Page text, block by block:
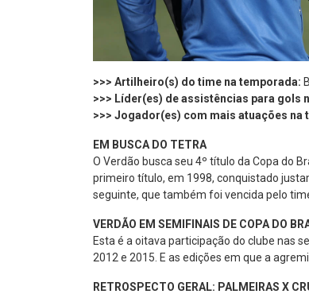
>>> Artilheiro(s) do time na temporada:
>>> Líder(es) de assistências para gols
>>> Jogador(es) com mais atuações na
EM BUSCA DO TETRA
O Verdão busca seu 4º título da Copa do
primeiro título, em 1998, conquistado
seguinte, que também foi vencida pelo
VERDÃO EM SEMIFINAIS DE COPA DO
Esta é a oitava participação do clube nas
2012 e 2015. E as edições em que a
RETROSPECTO GERAL: PALMEIRAS X